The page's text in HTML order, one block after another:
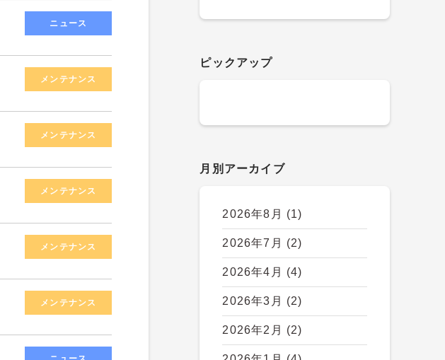
ニュース
メンテナンス
メンテナンス
メンテナンス
メンテナンス
メンテナンス
ピックアップ
月別アーカイブ
2026年8月 (1)
2026年7月 (2)
2026年4月 (4)
2026年3月 (2)
2026年2月 (2)